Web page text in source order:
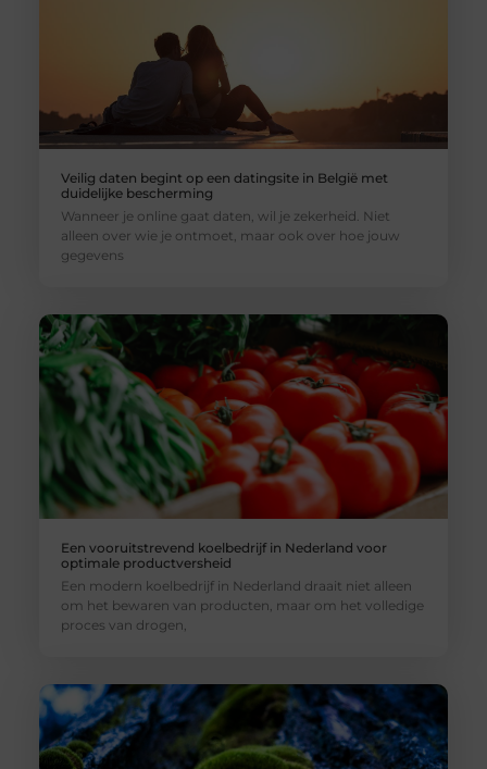
Veilig daten begint op een datingsite in België met
duidelijke bescherming
Wanneer je online gaat daten, wil je zekerheid. Niet
alleen over wie je ontmoet, maar ook over hoe jouw
gegevens
Een vooruitstrevend koelbedrijf in Nederland voor
optimale productversheid
Een modern koelbedrijf in Nederland draait niet alleen
om het bewaren van producten, maar om het volledige
proces van drogen,